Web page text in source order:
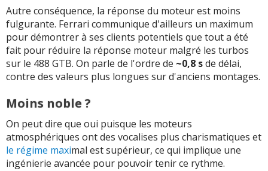
Autre conséquence, la réponse du moteur est moins
fulgurante. Ferrari communique d'ailleurs un maximum
pour démontrer à ses clients potentiels que tout a été
fait pour réduire la réponse moteur malgré les turbos
sur le 488 GTB. On parle de l'ordre de ~0,8 sde délai,
contre des valeurs plus longues sur d'anciens montages.
Moins noble ?
On peut dire que oui puisque les moteurs
atmosphériques ont des vocalises plus charismatiques et
le régime maximal est supérieur, ce qui implique une
ingénierie avancée pour pouvoir tenir ce rythme.